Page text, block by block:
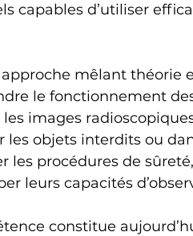
capables d’utiliser
approche mêlant théorie
le fonctionnement
les images
les objets interdits ou
les procédures de sûreté,
leurs capacités
constitue